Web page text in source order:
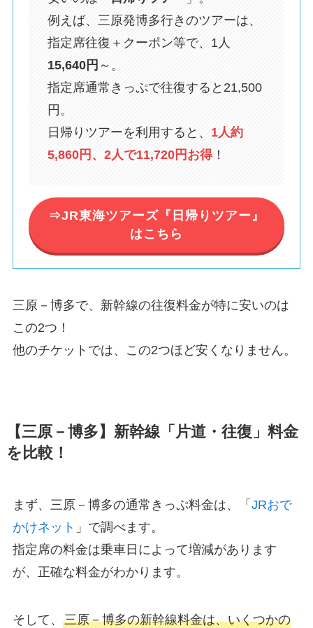
例えば、三原発博多行きのツアーは、
指定席往復＋クーポン等で、1人
15,640円 ～。
指定席通常きっぷで往復すると21,500
円。
日帰りツアーを利用すると、 1人約
5,860円、2人で11,720円お得！
⇒JR東海ツアーズ『日帰りツアー』
はこちら
三原－博多で、新幹線の往復料金が特に安いのは
この2つ！
他のチケットでは、この2つほど安くなりません。
【三原－博多】新幹線「片道・往復」料金
を比較！
まず、三原－博多の通常きっぷ料金は、「 JRおで
かけネット 」で調べます。
指定席の料金は乗車日によって増減があります
が、正確な料金がわかります。
そして、 三原－博多の新幹線料金は、いくつかの